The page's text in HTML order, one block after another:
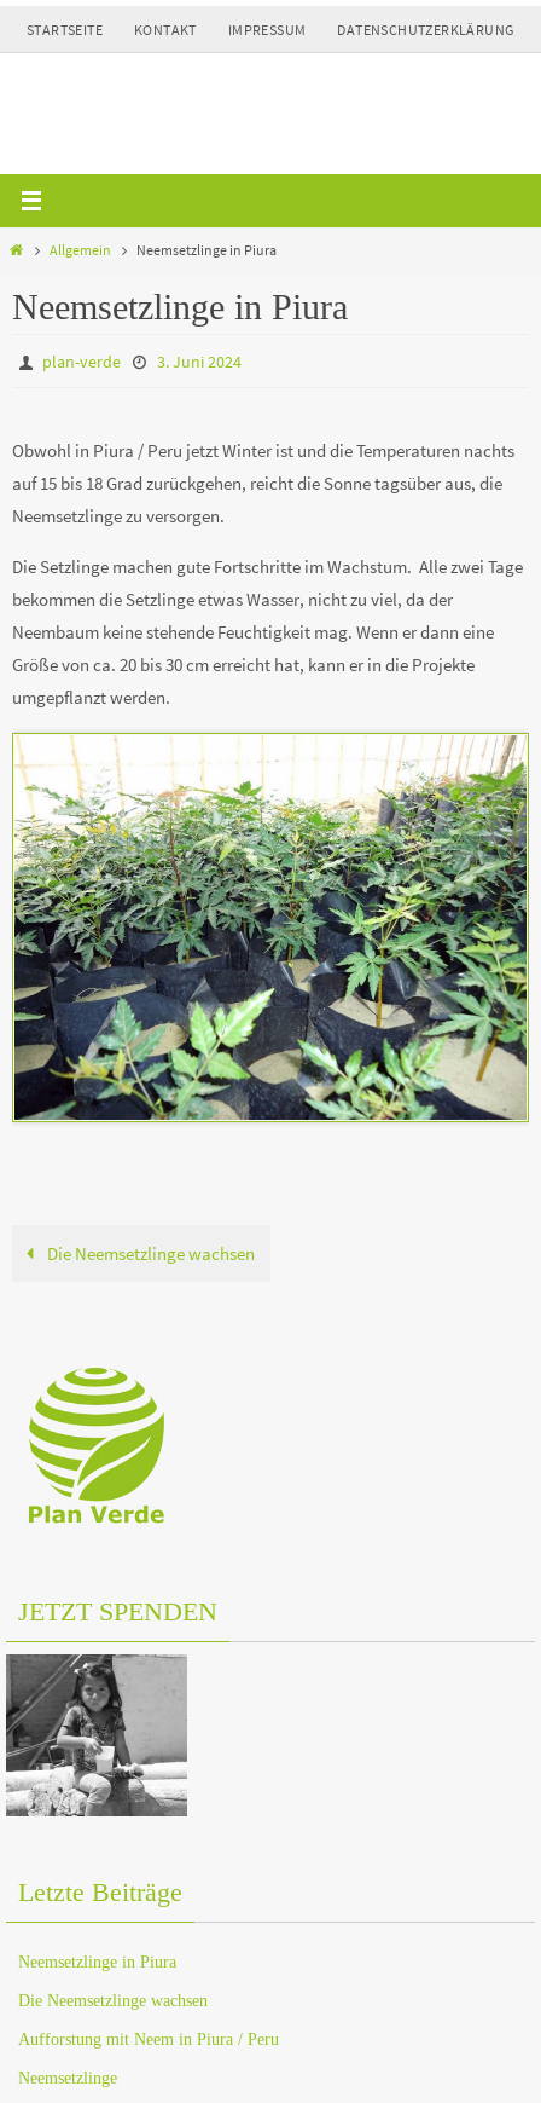
Zum
Inhalt
STARTSEITE KONTAKT IMPRESSUM DATENSCHUTZERKLÄRUNG
HomeAllgemein Neemsetzlinge in Piura
Neemsetzlinge in Piura
plan-verde 3. Juni 2024
Obwohl in Piura / Peru jetzt Winter ist und die Temperaturen nachts
auf 15 bis 18 Grad zurückgehen, reicht die Sonne tagsüber aus, die
Neemsetzlinge zu versorgen.
Die Setzlinge machen gute Fortschritte im Wachstum. Alle zwei Tage
bekommen die Setzlinge etwas Wasser, nicht zu viel, da der
Neembaum keine stehende Feuchtigkeit mag. Wenn er dann eine
Größe von ca. 20 bis 30 cm erreicht hat, kann er in die Projekte
umgepflanzt werden.
Die Neemsetzlinge wachsen
JETZT SPENDEN
Letzte Beiträge
Neemsetzlinge in Piura
Die Neemsetzlinge wachsen
Aufforstung mit Neem in Piura / Peru
Neemsetzlinge